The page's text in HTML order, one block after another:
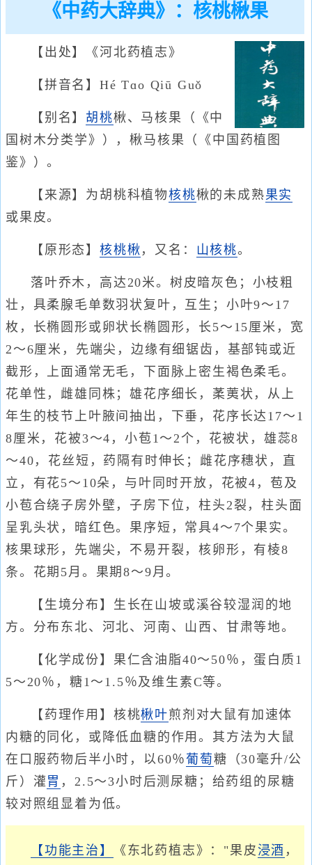
《中药大辞典》：核桃楸果
【出处】《河北药植志》
【拼音名】Hé Tɑo Qiū Guǒ
【别名】 胡桃楸、马核果（《中
国树木分类学》），楸马核果（《中国药植图
鉴》）。
【来源】为胡桃科植物核桃楸的未成熟果实
或果皮。
【原形态】 核桃楸 ，又名： 山核桃。
落叶乔木，高达20米。树皮暗灰色；小枝粗
壮，具柔腺毛单数羽状复叶，互生；小叶9～17
枚，长椭圆形或卵状长椭圆形，长5～15厘米，宽
2～6厘米，先端尖，边缘有细锯齿，基部钝或近
截形，上面通常无毛，下面脉上密生褐色柔毛。
花单性，雌雄同株；雄花序细长，葇荑状，从上
年生的枝节上叶腋间抽出，下垂，花序长达17～1
8厘米，花被3～4，小苞1～2个，花被状，雄蕊8
～40，花丝短，药隔有时伸长；雌花序穗状，直
立，有花5～10朵，与叶同时开放，花被4，苞及
小苞合绕子房外壁，子房下位，柱头2裂，柱头面
呈乳头状，暗红色。果序短，常具4～7个果实。
核果球形，先端尖，不易开裂，核卵形，有棱8
条。花期5月。果期8～9月。
【生境分布】生长在山坡或溪谷较湿润的地
方。分布东北、河北、河南、山西、甘肃等地。
【化学成份】果仁含油脂40～50％，蛋白质1
5～20％，糖1～1.5％及维生素C等。
【药理作用】核桃楸叶煎剂对大鼠有加速体
内糖的同化，或降低血糖的作用。其方法为大鼠
在口服药物后半小时，以60％葡萄糖（30毫升/公
斤）灌 胃 ，2.5～3小时后测尿糖；给药组的尿糖
较对照组显着为低。
【功能主治】 《东北药植志》："果皮浸酒 ，